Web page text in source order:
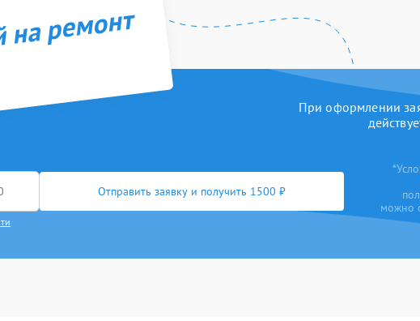
ремонт
При оформлении
Отправить заявку и получить 1500 ₽
можно